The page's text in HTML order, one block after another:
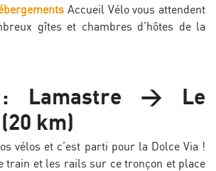
Accueil Vélo vous attendent
gîtes et chambres d’hôtes de la
Lamastre > Le
km)
vélos et c’est parti pour la Dolce Via !
train et les rails sur ce tronçon et place